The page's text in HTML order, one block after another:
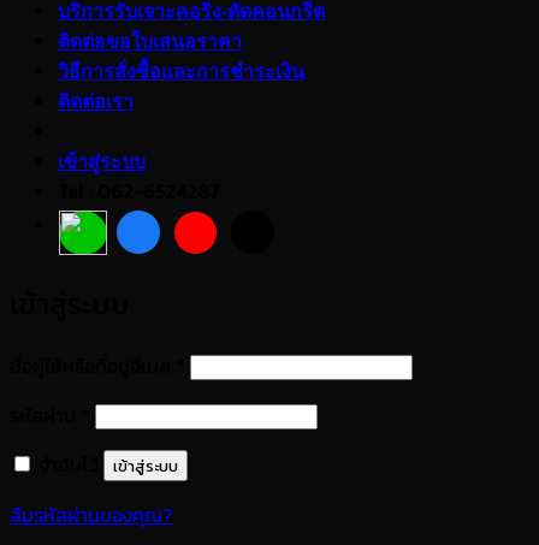
บริการรับเจาะคอริ่ง-ตัดคอนกรีต
ติดต่อขอใบเสนอราคา
วิธีการสั่งซื้อและการชำระเงิน
ติดต่อเรา
เข้าสู่ระบบ
ต้องการ
ต้องการ
เข้าสู่ระบบ
ลืมรหัสผ่านของคุณ?